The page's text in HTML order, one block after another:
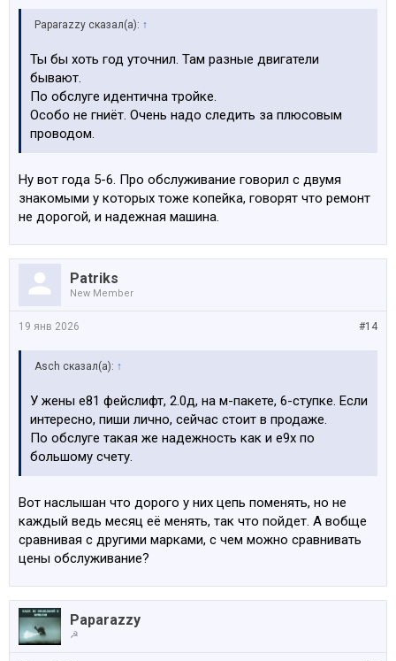
Paparazzy сказал(а): ↑
Ты бы хоть год уточнил. Там разные двигатели
бывают.
По обслуге идентична тройке.
Особо не гниёт. Очень надо следить за плюсовым
проводом.
Ну вот года 5-6. Про обслуживание говорил с двумя
знакомыми у которых тоже копейка, говорят что ремонт
не дорогой, и надежная машина.
Patriks
New Member
#14
19 янв 2026
Asch сказал(а): ↑
У жены е81 фейслифт, 2.0д, на м-пакете, 6-ступке. Если
интересно, пиши лично, сейчас стоит в продаже.
По обслуге такая же надежность как и е9х по
большому счету.
Вот наслышан что дорого у них цепь поменять, но не
каждый ведь месяц её менять, так что пойдет. А вобще
сравнивая с другими марками, с чем можно сравнивать
цены обслуживание?
Paparazzy
☭